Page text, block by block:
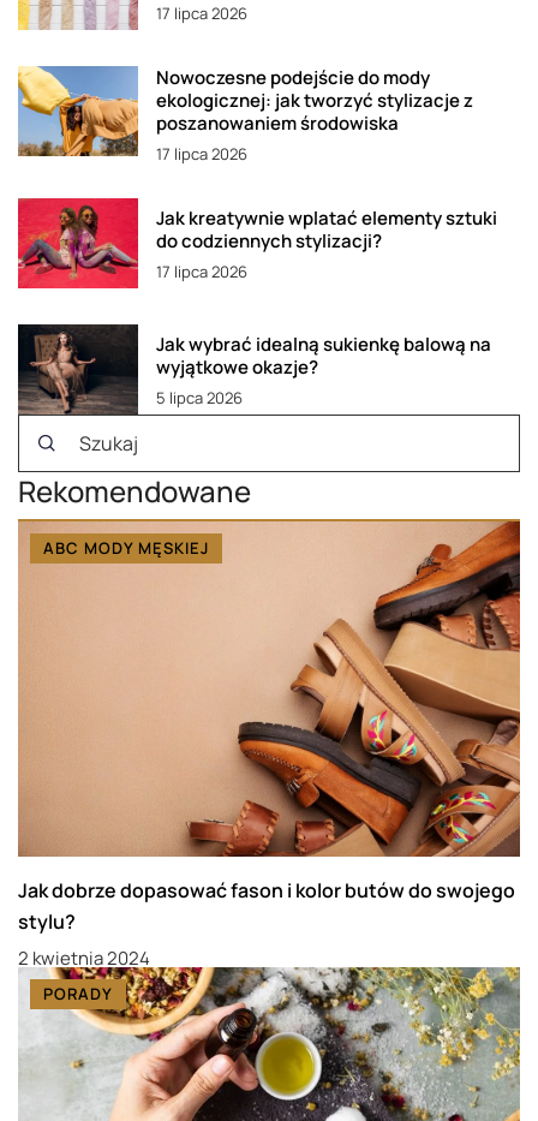
17 lipca 2026
Nowoczesne podejście do mody
ekologicznej: jak tworzyć stylizacje z
poszanowaniem środowiska
17 lipca 2026
Jak kreatywnie wplatać elementy sztuki
do codziennych stylizacji?
17 lipca 2026
Jak wybrać idealną sukienkę balową na
wyjątkowe okazje?
5 lipca 2026
Rekomendowane
ABC MODY MĘSKIEJ
Jak dobrze dopasować fason i kolor butów do swojego
stylu?
2 kwietnia 2024
PORADY